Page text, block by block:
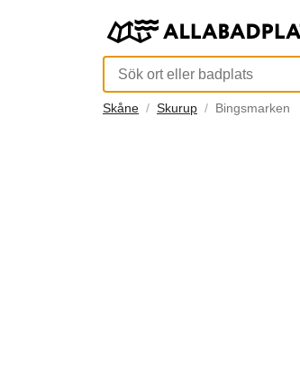
Skåne Skurup Bingsmarken